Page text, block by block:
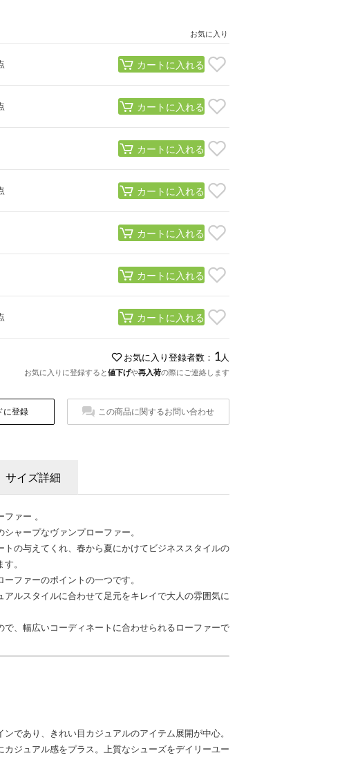
お気に入り
カートに入れる
カートに入れる
カートに入れる
カートに入れる
カートに入れる
カートに入れる
カートに入れる
お気に入り登録者数： 1 人
お気に入りに登録すると値下げや再入荷の際にご連絡します
に登録 この商品に関するお問い合わせ
サイズ詳細
ァー 。
ャープなヴァンプローファー。
トの与えてくれ、春から夏にかけてビジネススタイルの
。
ファーのポイントの一つです。
アルスタイルに合わせて足元をキレイで大人の雰囲気に
で、幅広いコーディネートに合わせられるローファーで
ンであり、きれい目カジュアルのアイテム展開が中心。
カジュアル感をプラス。上質なシューズをデイリーユー